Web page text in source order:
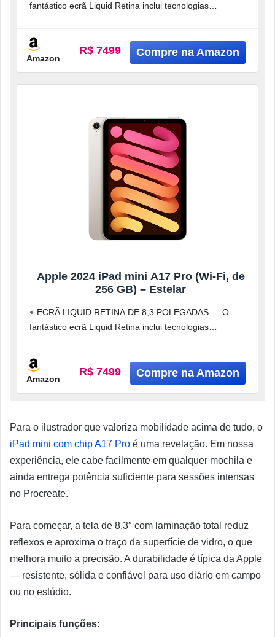
fantástico ecrã Liquid Retina inclui tecnologias
Amazon
R$ 7499
Apple 2024 iPad mini A17 Pro (Wi-Fi, de
256 GB) – Estelar
ECRÃ LIQUID RETINA DE 8,3 POLEGADAS — O
fantástico ecrã Liquid Retina inclui tecnologias
Amazon
R$ 7499
Para o ilustrador que valoriza mobilidade acima de tudo, o
iPad mini com chip A17 Pro é uma revelação. Em nossa
experiência, ele cabe facilmente em qualquer mochila e
ainda entrega potência suficiente para sessões intensas
no Procreate.
Para começar, a tela de 8.3″ com laminação total reduz
reflexos e aproxima o traço da superfície de vidro, o que
melhora muito a precisão. A durabilidade é típica da Apple
— resistente, sólida e confiável para uso diário em campo
ou no estúdio.
Principais funções: